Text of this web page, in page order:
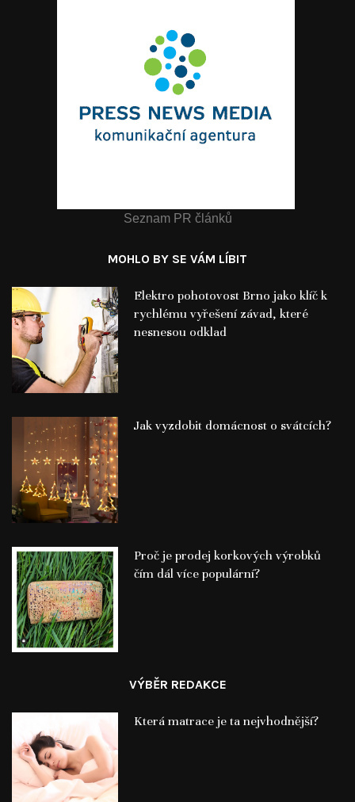
Seznam PR článků
MOHLO BY SE VÁM LÍBIT
Elektro pohotovost Brno jako klíč k
rychlému vyřešení závad, které
nesnesou odklad
Jak vyzdobit domácnost o svátcích?
Proč je prodej korkových výrobků
čím dál více populární?
VÝBĚR REDAKCE
Která matrace je ta nejvhodnější?